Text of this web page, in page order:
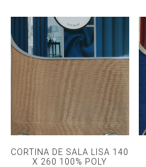
CORTINA DE SALA LISA 140
X 260 100% POLY